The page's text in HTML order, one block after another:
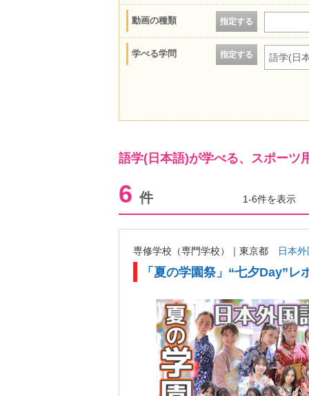
動画の種類 指定する
学べる学問 指定する 語学(日
語学(日本語)が学べる、スポーツ
6 件 1-6件を表示
専修学校（専門学校）｜東京都 日本
「夏の学園祭」“七夕Day”レ